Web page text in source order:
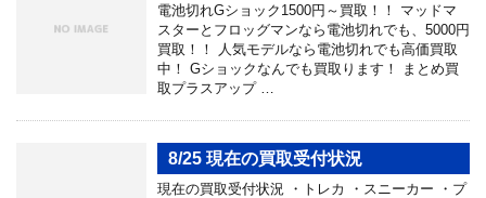
電池切れGショック1500円～買取！！ マッドマ
スターとフロッグマンなら電池切れでも、5000円
買取！！ 人気モデルなら電池切れでも高価買取
中！ Gショックなんでも買取ります！ まとめ買
取プラスアップ …
8/25 現在の買取受付状況
現在の買取受付状況 ・トレカ ・スニーカー ・プ